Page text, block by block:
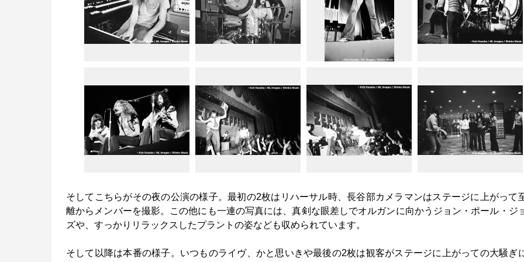
そしてこちらがその夜の公演の様子。最初の2枚はリハーサル時、長谷部カメラマンはステージに上がって
離からメンバーを撮影。この他にも一連の写真には、真剣な眼差しでオルガンに向かうジョン・ポール・ジ
ズや、すっかりリラックスしたプラントの姿なども収められています。
そして以降は本番の様子。いつものライヴ、かと思いきや最後の2枚は観客がステージに上がっての大騒ぎ